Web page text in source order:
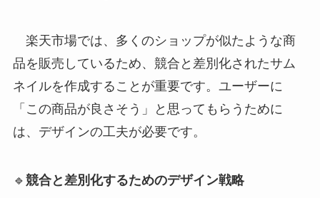
楽天市場では、多くのショップが似たような商
品を販売しているため、競合と差別化されたサム
ネイルを作成することが重要です。ユーザーに
「この商品が良さそう」と思ってもらうために
は、デザインの工夫が必要です。
🔹 競合と差別化するためのデザイン戦略